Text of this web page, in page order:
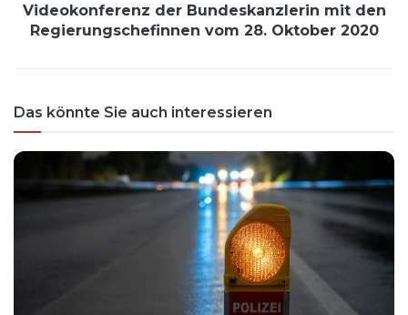
Videokonferenz der Bundeskanzlerin mit den
Regierungschefinnen vom 28. Oktober 2020
Das könnte Sie auch interessieren